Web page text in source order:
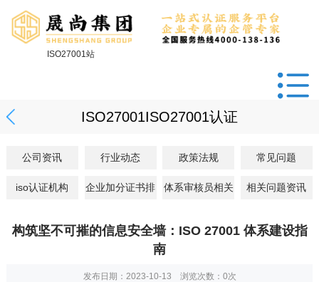
ISO27001站
ISO27001ISO27001认证
公司资讯 行业动态 政策法规 常见问题
iso认证机构 企业加分证书排 体系审核员相关 相关问题资讯
构筑坚不可摧的信息安全墙：ISO 27001 体系建设指
南
发布日期：2023-10-13 浏览次数： 0次